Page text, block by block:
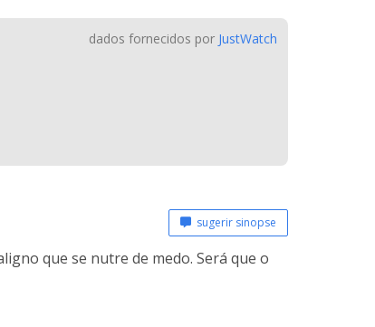
dados fornecidos por JustWatch
sugerir sinopse
que se nutre de medo. Será que o